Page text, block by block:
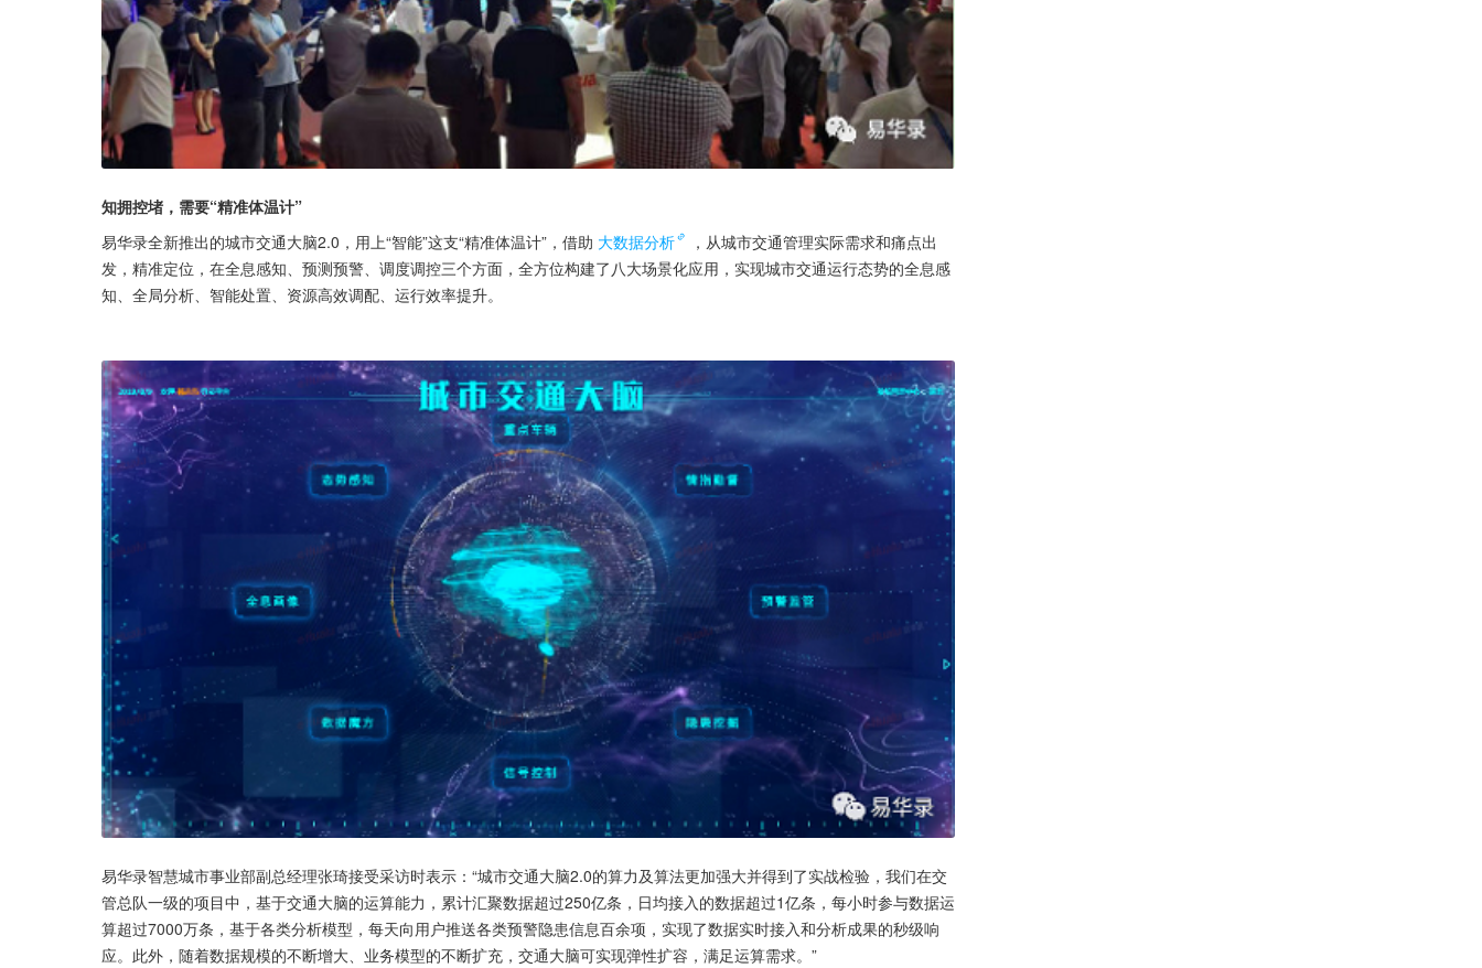
知拥控堵，需要“精准体温计”
易华录全新推出的城市交通大脑2.0，用上“智能”这支“精准体温计”，借助 大数据分析
，从城市交通管理实际需求和痛点出
发，精准定位，在全息感知、预测预警、调度调控三个方面，全方位构建了八大场景化应用，实现城市交通运行态势的全息感
知、全局分析、智能处置、资源高效调配、运行效率提升。
易华录智慧城市事业部副总经理张琦接受采访时表示：“城市交通大脑2.0的算力及算法更加强大并得到了实战检验，我们在交
管总队一级的项目中，基于交通大脑的运算能力，累计汇聚数据超过250亿条，日均接入的数据超过1亿条，每小时参与数据运
算超过7000万条，基于各类分析模型，每天向用户推送各类预警隐患信息百余项，实现了数据实时接入和分析成果的秒级响
应。此外，随着数据规模的不断增大、业务模型的不断扩充，交通大脑可实现弹性扩容，满足运算需求。”